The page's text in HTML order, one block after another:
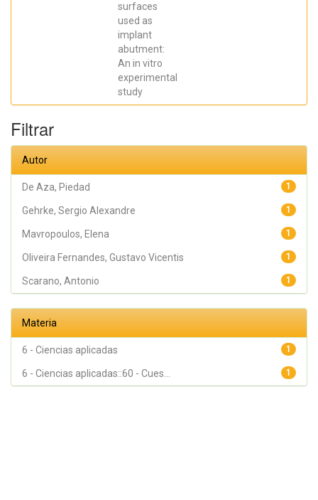
surfaces
used as
implant
abutment:
An in vitro
experimental
study
Filtrar
Autor
1
De Aza, Piedad
1
Gehrke, Sergio Alexandre
1
Mavropoulos, Elena
1
Oliveira Fernandes, Gustavo Vicentis
1
Scarano, Antonio
Materia
1
6 - Ciencias aplicadas
1
6 - Ciencias aplicadas::60 - Cues...